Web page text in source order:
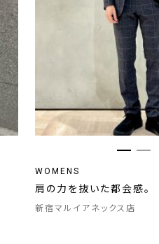
WOMENS
肩の力を抜いた都会感。
新宿マルイアネックス店